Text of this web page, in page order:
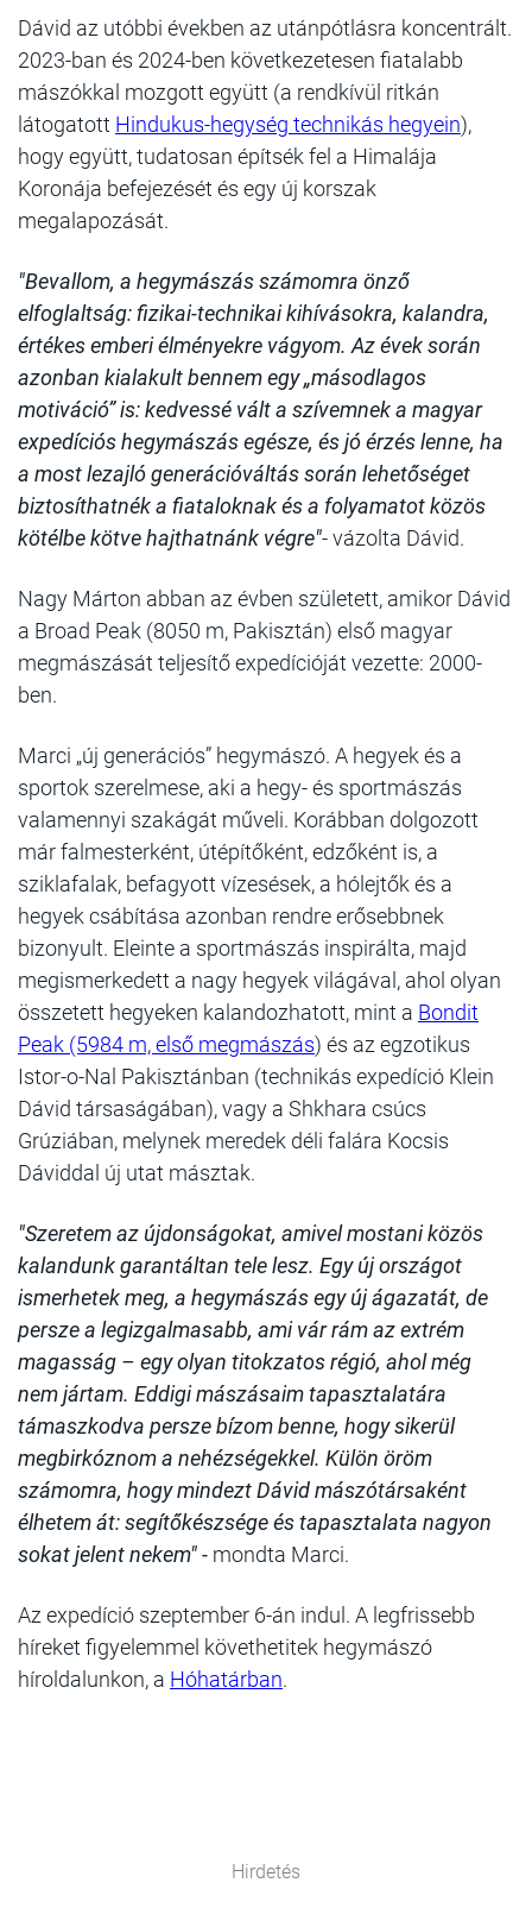
Dávid az utóbbi években az utánpótlásra koncentrált.
2023-ban és 2024-ben következetesen fiatalabb
mászókkal mozgott együtt (a rendkívül ritkán
látogatott Hindukus-hegység technikás hegyein),
hogy együtt, tudatosan építsék fel a Himalája
Koronája befejezését és egy új korszak
megalapozását.
"Bevallom, a hegymászás számomra önző
elfoglaltság: fizikai-technikai kihívásokra, kalandra,
értékes emberi élményekre vágyom. Az évek során
azonban kialakult bennem egy „másodlagos
motiváció” is: kedvessé vált a szívemnek a magyar
expedíciós hegymászás egésze, és jó érzés lenne, ha
a most lezajló generációváltás során lehetőséget
biztosíthatnék a fiataloknak és a folyamatot közös
kötélbe kötve hajthatnánk végre"- vázolta Dávid.
Nagy Márton abban az évben született, amikor Dávid
a Broad Peak (8050 m, Pakisztán) első magyar
megmászását teljesítő expedícióját vezette: 2000-
ben.
Marci „új generációs” hegymászó. A hegyek és a
sportok szerelmese, aki a hegy- és sportmászás
valamennyi szakágát műveli. Korábban dolgozott
már falmesterként, útépítőként, edzőként is, a
sziklafalak, befagyott vízesések, a hólejtők és a
hegyek csábítása azonban rendre erősebbnek
bizonyult. Eleinte a sportmászás inspirálta, majd
megismerkedett a nagy hegyek világával, ahol olyan
összetett hegyeken kalandozhatott, mint a Bondit
Peak (5984 m, első megmászás) és az egzotikus
Istor-o-Nal Pakisztánban (technikás expedíció Klein
Dávid társaságában), vagy a Shkhara csúcs
Grúziában, melynek meredek déli falára Kocsis
Dáviddal új utat másztak.
"Szeretem az újdonságokat, amivel mostani közös
kalandunk garantáltan tele lesz. Egy új országot
ismerhetek meg, a hegymászás egy új ágazatát, de
persze a legizgalmasabb, ami vár rám az extrém
magasság – egy olyan titokzatos régió, ahol még
nem jártam. Eddigi mászásaim tapasztalatára
támaszkodva persze bízom benne, hogy sikerül
megbirkóznom a nehézségekkel. Külön öröm
számomra, hogy mindezt Dávid mászótársaként
élhetem át: segítőkészsége és tapasztalata nagyon
sokat jelent nekem" - mondta Marci.
Az expedíció szeptember 6-án indul. A legfrissebb
híreket figyelemmel követhetitek hegymászó
híroldalunkon, a Hóhatárban.
Hirdetés